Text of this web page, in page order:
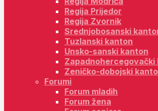
Regija Prijedor
Regija Zvornik
Srednjobosanski
Tuzlanski kanton
Unsko-sanski kanton
Zapadnohercegovački
Zeničko-dobojski
Forumi
Forum mladih
Forum žena